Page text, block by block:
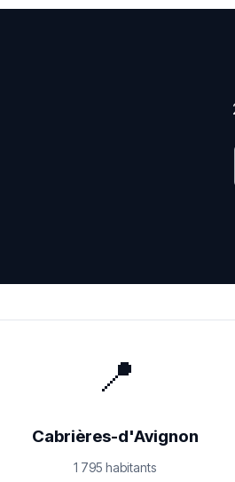
📍
Cabrières-d'Avignon
1 795 habitants